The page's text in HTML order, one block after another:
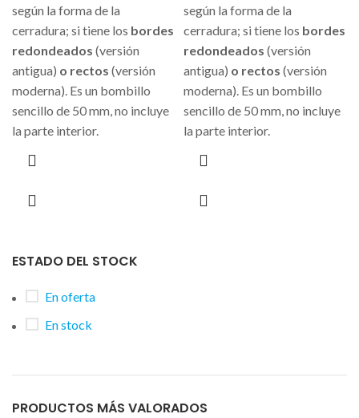
ESTADO DEL STOCK
En oferta
En stock
PRODUCTOS MÁS VALORADOS
según la forma de la
cerradura; si tiene los bordes
redondeados (versión
antigua) o rectos (versión
moderna). Es un bombillo
sencillo de 50 mm, no incluye
la parte interior.
según la forma de la
cerradura; si tiene los bordes
redondeados (versión
antigua) o rectos (versión
moderna). Es un bombillo
sencillo de 50 mm, no incluye
la parte interior.